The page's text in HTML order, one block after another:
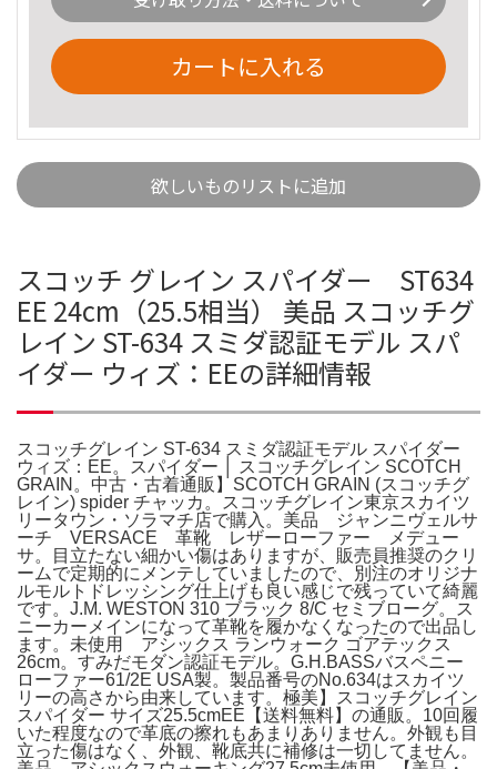
カートに入れる
欲しいものリストに追加
スコッチ グレイン スパイダー ST634
EE 24cm（25.5相当） 美品 スコッチグ
レイン ST-634 スミダ認証モデル スパ
イダー ウィズ：EEの詳細情報
スコッチグレイン ST-634 スミダ認証モデル スパイダー
ウィズ：EE。スパイダー │ スコッチグレイン SCOTCH
GRAIN。中古・古着通販】SCOTCH GRAIN (スコッチグ
レイン) spider チャッカ。スコッチグレイン東京スカイツ
リータウン・ソラマチ店で購入。美品 ジャンニヴェルサ
ーチ VERSACE 革靴 レザーローファー メデュー
サ。目立たない細かい傷はありますが、販売員推奨のクリ
ームで定期的にメンテしていましたので、別注のオリジナ
ルモルトドレッシング仕上げも良い感じで残っていて綺麗
です。J.M. WESTON 310 ブラック 8/C セミブローグ。ス
ニーカーメインになって革靴を履かなくなったので出品し
ます。未使用 アシックス ランウォーク ゴアテックス
26cm。すみだモダン認証モデル。G.H.BASSバスペニー
ローファー61/2E USA製。製品番号のNo.634はスカイツ
リーの高さから由来しています。極美】スコッチグレイン
スパイダー サイズ25.5cmEE【送料無料】の通販。10回履
いた程度なので革底の擦れもあまりありません。外観も目
立った傷はなく、外観、靴底共に補修は一切してません。